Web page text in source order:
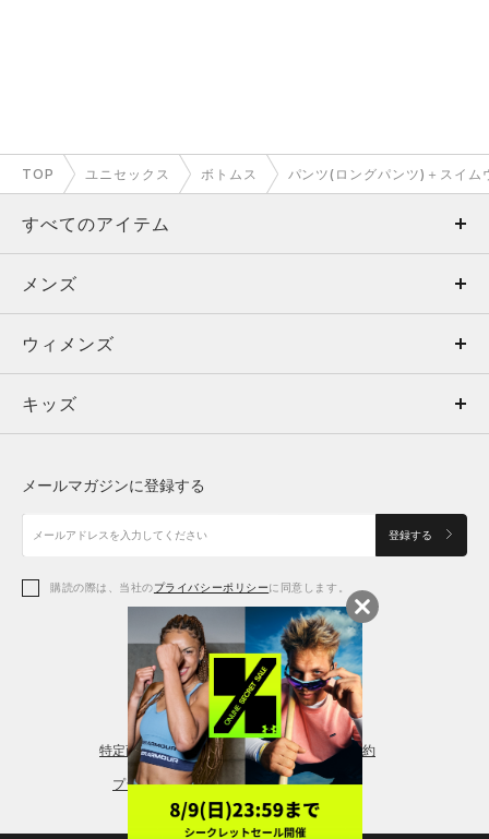
TOP ユニセックス ボトムス パンツ(ロングパンツ)＋スイム
すべてのアイテム
メンズ
ウィメンズ
キッズ
アクセサリー
メンズ
トップス
ボトムス
アクセサリー
ウィメンズ
トップス
シューズ
アクセサリー
レギンス＆タイツ
キッズ
シューズ
メールマガジンに登録する
登録する
購読の際は、当社のプライバシーポリシーに同意します。
特定商取引法に基づく通販の表記 会員規約
プライバシーポリシー